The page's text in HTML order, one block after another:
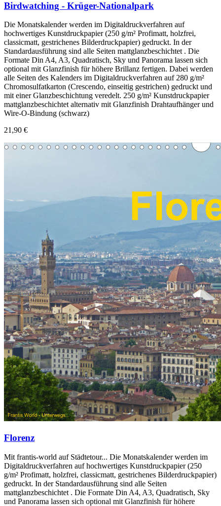
Birdwatching - Krüger-Nationalpark
Die Monatskalender werden im Digitaldruckverfahren auf
hochwertiges Kunstdruckpapier (250 g/m² Profimatt, holzfrei,
classicmatt, gestrichenes Bilderdruckpapier) gedruckt. In der
Standardausführung sind alle Seiten mattglanzbeschichtet . Die
Formate Din A4, A3, Quadratisch, Sky und Panorama lassen sich
optional mit Glanzfinish für höhere Brillanz fertigen. Dabei werden
alle Seiten des Kalenders im Digitaldruckverfahren auf 280 g/m²
Chromosulfatkarton (Crescendo, einseitig gestrichen) gedruckt und
mit einer Glanzbeschichtung veredelt. 250 g/m² Kunstdruckpapier
mattglanzbeschichtet alternativ mit Glanzfinish Drahtaufhänger und
Wire-O-Bindung (schwarz)
21,90 €
Florenz
Mit frantis-world auf Städtetour... Die Monatskalender werden im
Digitaldruckverfahren auf hochwertiges Kunstdruckpapier (250
g/m² Profimatt, holzfrei, classicmatt, gestrichenes Bilderdruckpapier)
gedruckt. In der Standardausführung sind alle Seiten
mattglanzbeschichtet . Die Formate Din A4, A3, Quadratisch, Sky
und Panorama lassen sich optional mit Glanzfinish für höhere